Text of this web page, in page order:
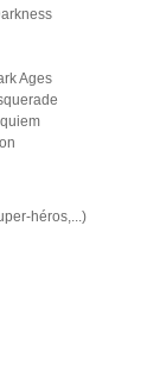
Ages
héros,...)